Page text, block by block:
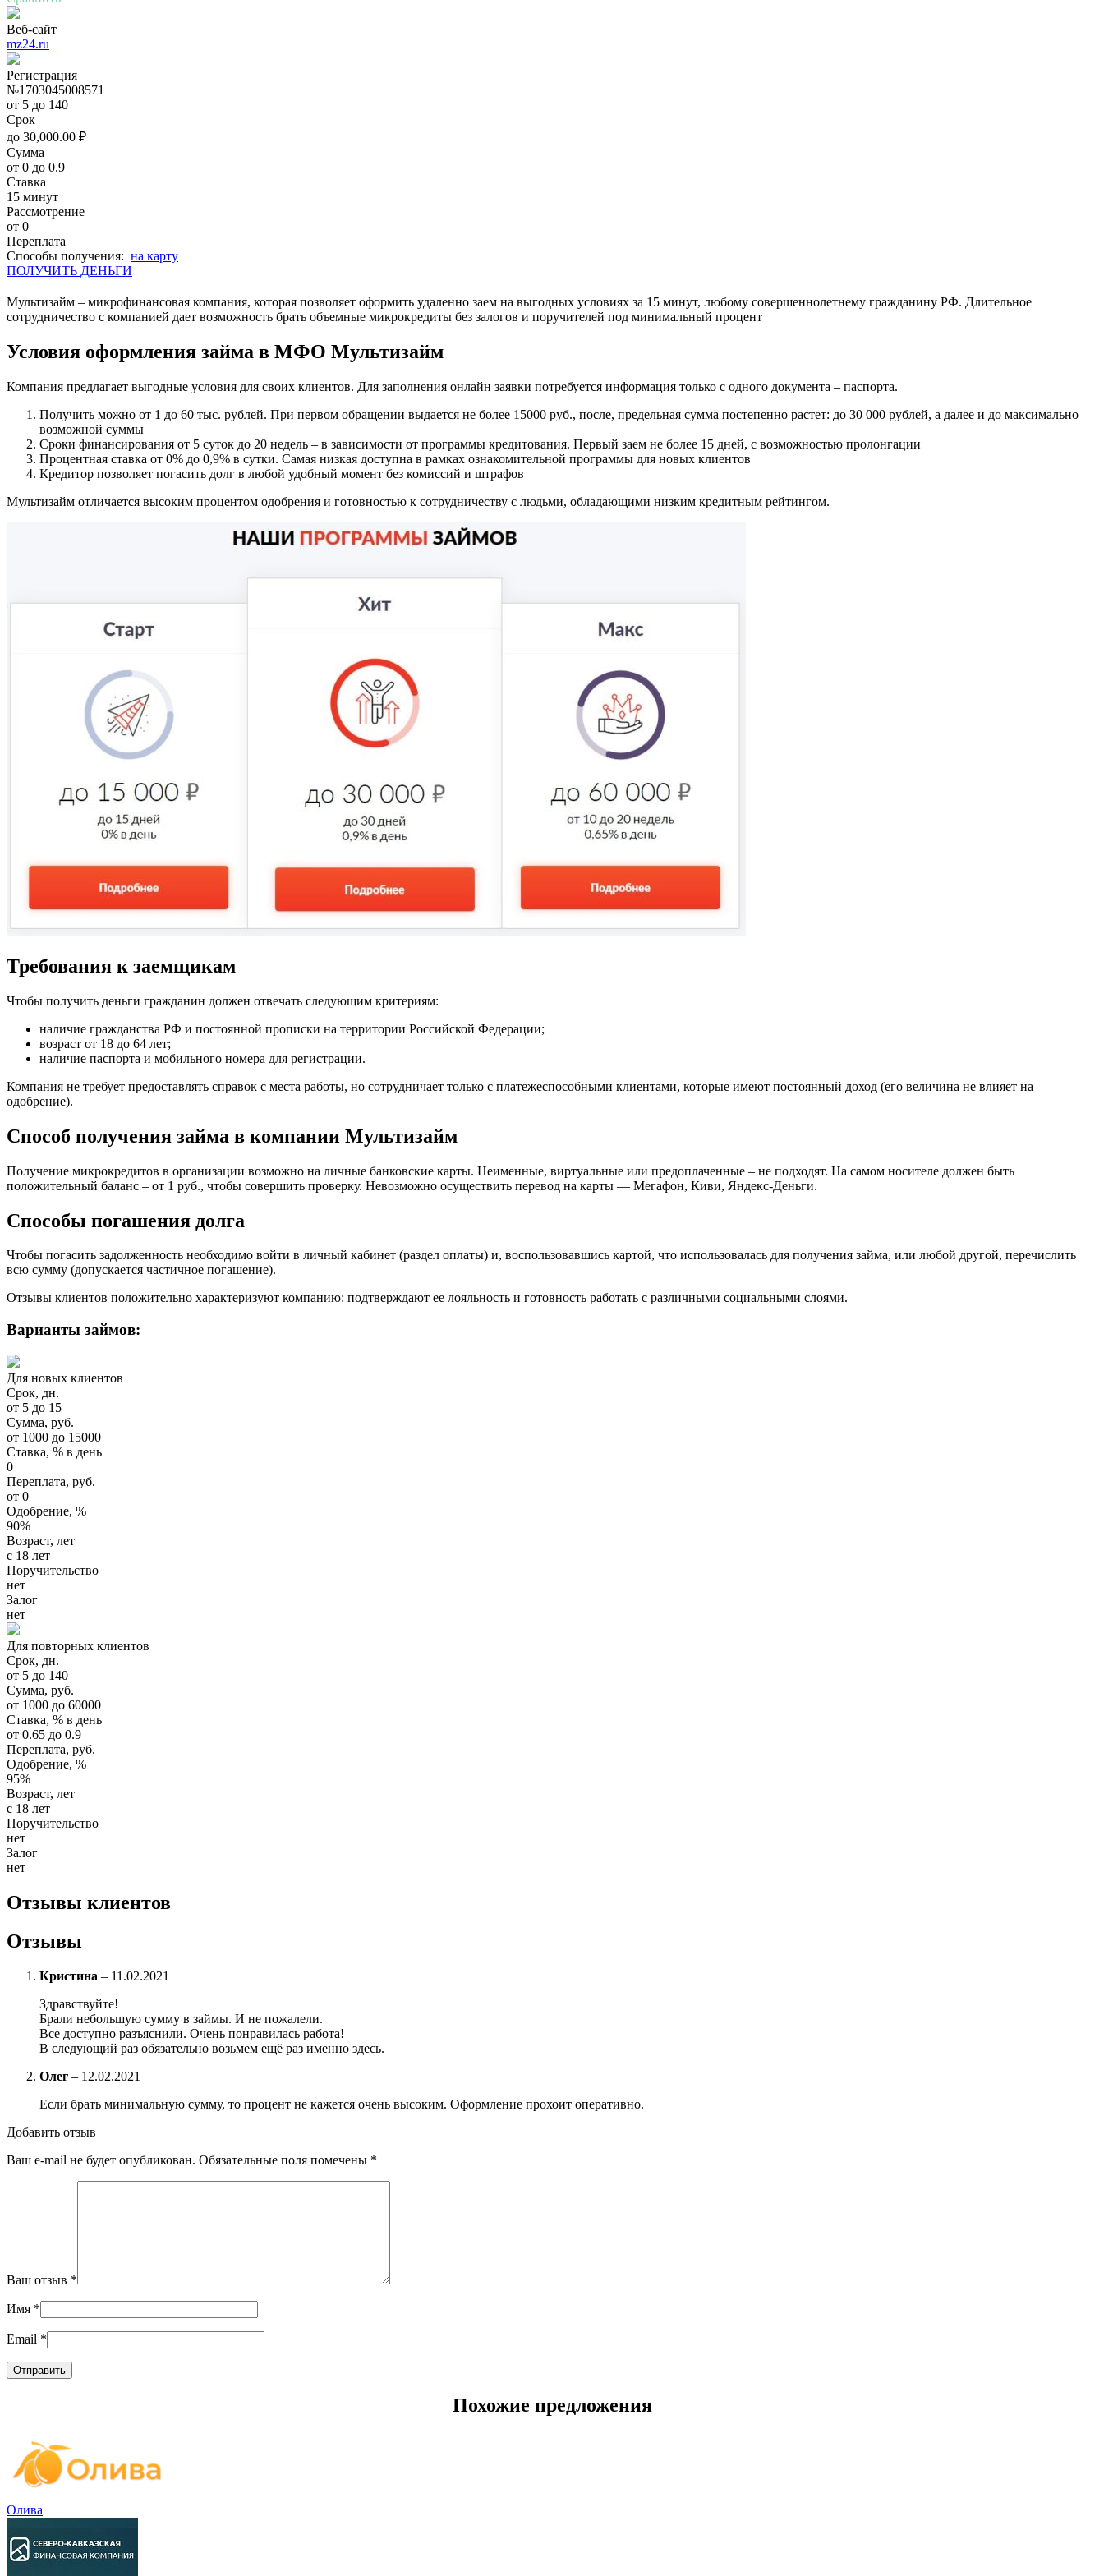
Веб-сайт
mz24.ru
Регистрация
№1703045008571
от 5 до 140
Срок
до 30,000.00 ₽
Сумма
от 0 до 0.9
Ставка
15 минут
Рассмотрение
от 0
Переплата
Cпособы получения: на карту
ПОЛУЧИТЬ ДЕНЬГИ
Мультизайм – микрофинансовая компания, которая позволяет оформить удаленно заем на выгодных условиях за 15 минут, любому совершеннолетнему гражданину РФ. Длительное
сотрудничество с компанией дает возможность брать объемные микрокредиты без залогов и поручителей под минимальный процент
Условия оформления займа в МФО Мультизайм
Компания предлагает выгодные условия для своих клиентов. Для заполнения онлайн заявки потребуется информация только с одного документа – паспорта.
Получить можно от 1 до 60 тыс. рублей. При первом обращении выдается не более 15000 руб., после, предельная сумма постепенно растет: до 30 000 рублей, а далее и до максимально
возможной суммы
Сроки финансирования от 5 суток до 20 недель – в зависимости от программы кредитования. Первый заем не более 15 дней, с возможностью пролонгации
Процентная ставка от 0% до 0,9% в сутки. Самая низкая доступна в рамках ознакомительной программы для новых клиентов
Кредитор позволяет погасить долг в любой удобный момент без комиссий и штрафов
Мультизайм отличается высоким процентом одобрения и готовностью к сотрудничеству с людьми, обладающими низким кредитным рейтингом.
Требования к заемщикам
Чтобы получить деньги гражданин должен отвечать следующим критериям:
наличие гражданства РФ и постоянной прописки на территории Российской Федерации;
возраст от 18 до 64 лет;
наличие паспорта и мобильного номера для регистрации.
Компания не требует предоставлять справок с места работы, но сотрудничает только с платежеспособными клиентами, которые имеют постоянный доход (его величина не влияет на
одобрение).
Способ получения займа в компании Мультизайм
Получение микрокредитов в организации возможно на личные банковские карты. Неименные, виртуальные или предоплаченные – не подходят. На самом носителе должен быть
положительный баланс – от 1 руб., чтобы совершить проверку. Невозможно осуществить перевод на карты — Мегафон, Киви, Яндекс-Деньги.
Способы погашения долга
Чтобы погасить задолженность необходимо войти в личный кабинет (раздел оплаты) и, воспользовавшись картой, что использовалась для получения займа, или любой другой, перечислить
всю сумму (допускается частичное погашение).
Отзывы клиентов положительно характеризуют компанию: подтверждают ее лояльность и готовность работать с различными социальными слоями.
Варианты займов:
Для новых клиентов
Срок, дн.
от 5 до 15
Сумма, руб.
от 1000 до 15000
Ставка, % в день
0
Переплата, руб.
от 0
Одобрение, %
90%
Возраст, лет
с 18 лет
Поручительство
нет
Залог
нет
Для повторных клиентов
Срок, дн.
от 5 до 140
Сумма, руб.
от 1000 до 60000
Ставка, % в день
от 0.65 до 0.9
Переплата, руб.
Одобрение, %
95%
Возраст, лет
с 18 лет
Поручительство
нет
Залог
нет
Отзывы клиентов
Отзывы
Кристина – 11.02.2021
Здравствуйте!
Брали небольшую сумму в займы. И не пожалели.
Все доступно разъяснили. Очень понравилась работа!
В следующий раз обязательно возьмем ещё раз именно здесь.
Олег – 12.02.2021
Если брать минимальную сумму, то процент не кажется очень высоким. Оформление прохоит оперативно.
Добавить отзыв
Ваш e-mail не будет опубликован. Обязательные поля помечены *
Ваш отзыв *
Имя *
Email *
Похожие предложения
Олива